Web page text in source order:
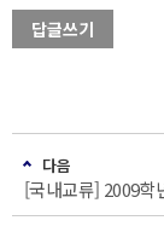
답글쓰기
다음
[국내교류] 2009학